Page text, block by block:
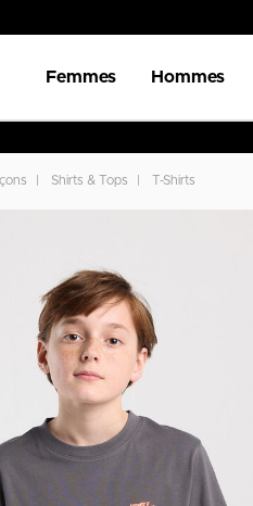
Femmes Hommes
Shirts & Tops T-Shirts